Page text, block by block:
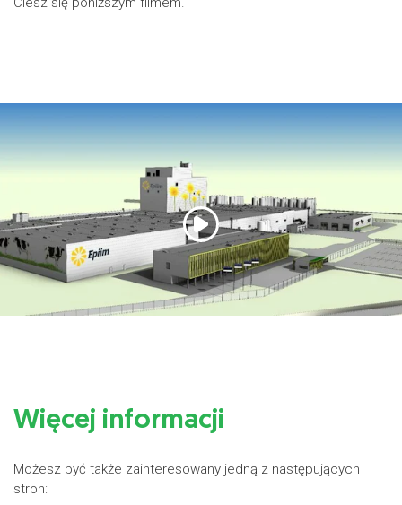
Więcej informacji
Możesz być także zainteresowany jedną z następujących
stron: